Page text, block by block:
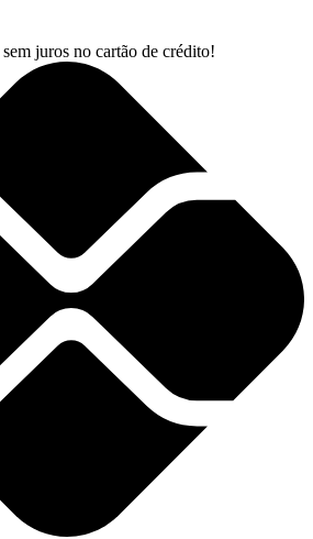
sem juros no cartão de crédito!